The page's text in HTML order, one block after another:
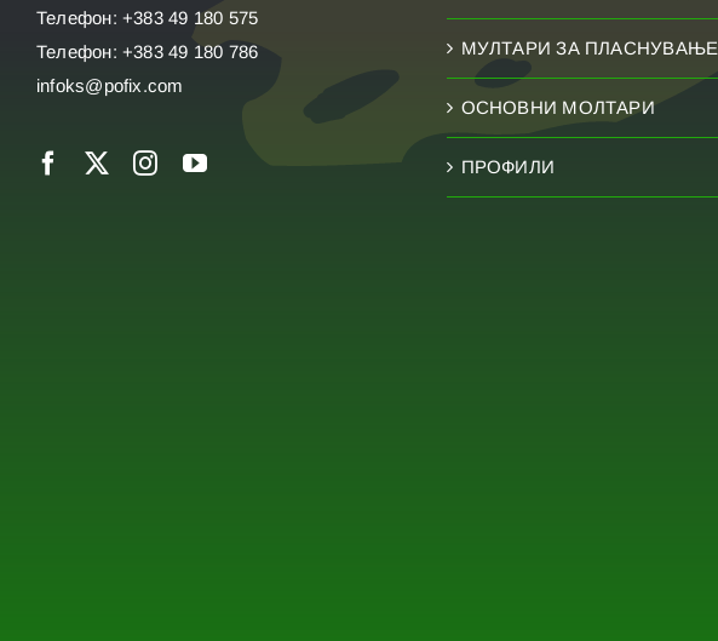
Телефон: +383 49 180 575
Телефон: +383 49 180 786
infoks@pofix.com
МУЛТАРИ ЗА ПЛАСНУВАЊЕ
ОСНОВНИ МОЛТАРИ
ПРОФИЛИ